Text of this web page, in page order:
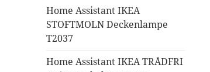
Home Assistant IKEA
STOFTMOLN Deckenlampe
T2037
Home Assistant IKEA TRÅDFRI